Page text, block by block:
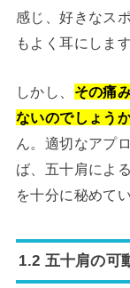
感じ、好きなス
もよく耳にします
しかし、 その痛
ないのでしょうか
ん。適切なアプ
ば、五十肩によ
を十分に秘めてい
1.2 五十肩の可